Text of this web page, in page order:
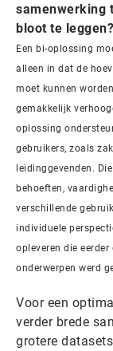
samenwerking
bloot te leggen?
Een bi-oplossing
alleen in dat de
moet kunnen
gemakkelijk
oplossing
gebruikers, zoals
leidinggevenden.
behoeften,
verschillende
individuele
opleveren die
onderwerpen werd
Voor een
verder brede
grotere